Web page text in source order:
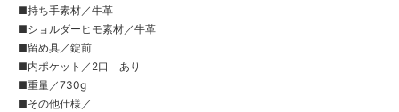
■持ち手素材／牛革
■ショルダーヒモ素材／牛革
■留め具／錠前
■内ポケット／2口 あり
■重量／730g
■その他仕様／